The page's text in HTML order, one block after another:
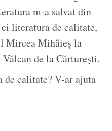
m-a salvat din
literatura de calitate,
Mircea Mihăieș la
de la Cărturești.
calitate? V-ar ajuta